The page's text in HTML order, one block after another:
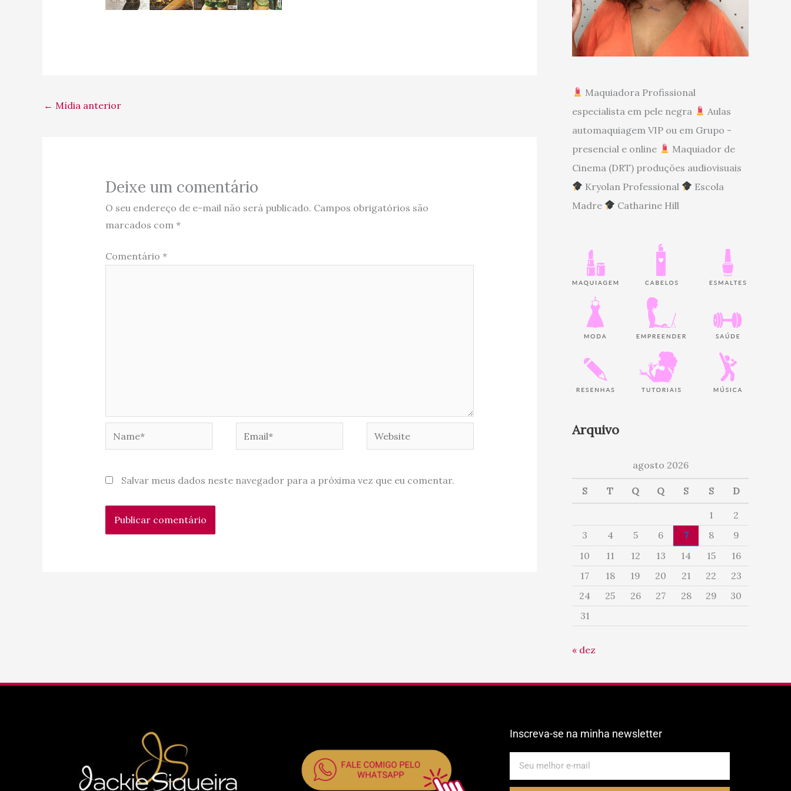
← Mídia anterior
Deixe um comentário
O seu endereço de e-mail não será publicado. Campos obrigatórios são
marcados com *
Comentário *
Website
Salvar meus dados neste navegador para a próxima vez que eu comentar.
Maquiadora Profissional
especialista em pele negra
Aulas
automaquiagem VIP ou em Grupo -
presencial e online
Maquiador de
Cinema (DRT) produções audiovisuais
Kryolan Professional
Escola
Madre
Catharine Hill
Arquivo
agosto 2026
S T Q Q S S D
1
2
3
4 5 6 7 8
9
10
11 12 13 14 15
16
17
18 19 20 21 22
23
24
25 26 27 28 29
30
31
« dez
Inscreva-se na minha newsletter